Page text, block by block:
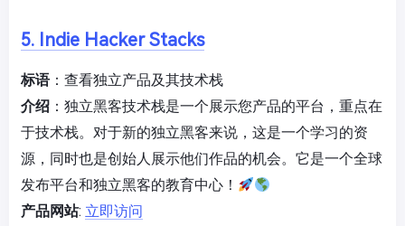
5. Indie Hacker Stacks
标语：查看独立产品及其技术栈
介绍 ：独立黑客技术栈是一个展示您产品的平台，重点在
于技术栈。对于新的独立黑客来说，这是一个学习的资
源，同时也是创始人展示他们作品的机会。它是一个全球
发布平台和独立黑客的教育中心！
产品网站: 立即访问